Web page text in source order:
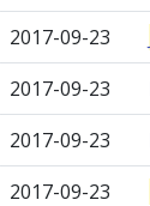
2017-09-23
2017-09-23
2017-09-23
2017-09-23